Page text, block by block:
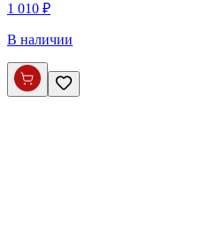
1 010 ₽
В наличии